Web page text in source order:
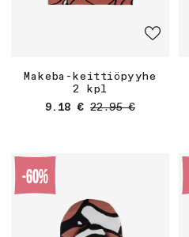
Makeba-keittiöpyyhe
2 kpl
Myyntihinta
9.18 € Normaalihinta
22.95 €
-60%